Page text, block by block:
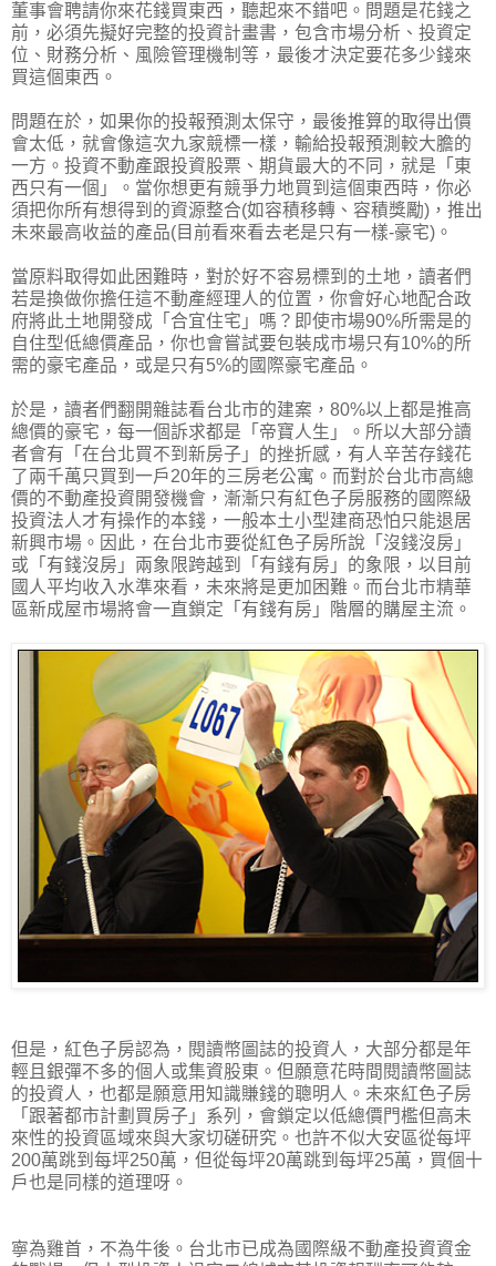
董事會聘請你來花錢買東西，聽起來不錯吧。問題是花錢之
前，必須先擬好完整的投資計畫書，包含市場分析、投資定
位、財務分析、風險管理機制等，最後才決定要花多少錢來
買這個東西。
問題在於，如果你的投報預測太保守，最後推算的取得出價
會太低，就會像這次九家競標一樣，輸給投報預測較大膽的
一方。投資不動產跟投資股票、期貨最大的不同，就是「東
西只有一個」。當你想更有競爭力地買到這個東西時，你必
須把你所有想得到的資源整合(如容積移轉、容積獎勵)，推出
未來最高收益的產品(目前看來看去老是只有一樣-豪宅)。
當原料取得如此困難時，對於好不容易標到的土地，讀者們
若是換做你擔任這不動產經理人的位置，你會好心地配合政
府將此土地開發成「合宜住宅」嗎？即使市場90%所需是的
自住型低總價產品，你也會嘗試要包裝成市場只有10%的所
需的豪宅產品，或是只有5%的國際豪宅產品。
於是，讀者們翻開雜誌看台北市的建案，80%以上都是推高
總價的豪宅，每一個訴求都是「帝寶人生」。所以大部分讀
者會有「在台北買不到新房子」的挫折感，有人辛苦存錢花
了兩千萬只買到一戶20年的三房老公寓。而對於台北市高總
價的不動產投資開發機會，漸漸只有紅色子房服務的國際級
投資法人才有操作的本錢，一般本土小型建商恐怕只能退居
新興市場。因此，在台北市要從紅色子房所說「沒錢沒房」
或「有錢沒房」兩象限跨越到「有錢有房」的象限，以目前
國人平均收入水準來看，未來將是更加困難。而台北市精華
區新成屋市場將會一直鎖定「有錢有房」階層的購屋主流。
但是，紅色子房認為，閱讀幣圖誌的投資人，大部分都是年
輕且銀彈不多的個人或集資股東。但願意花時間閱讀幣圖誌
的投資人，也都是願意用知識賺錢的聰明人。未來紅色子房
「跟著都市計劃買房子」系列，會鎖定以低總價門檻但高未
來性的投資區域來與大家切磋研究。也許不似大安區從每坪
200萬跳到每坪250萬，但從每坪20萬跳到每坪25萬，買個十
戶也是同樣的道理呀。
寧為雞首，不為牛後。台北市已成為國際級不動產投資資金